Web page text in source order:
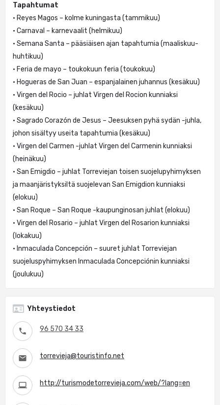
Tapahtumat
• Reyes Magos – kolme kuningasta (tammikuu)
• Carnaval – karnevaalit (helmikuu)
• Semana Santa – pääsiäisen ajan tapahtumia (maaliskuu-
huhtikuu)
• Feria de mayo – toukokuun feria (toukokuu)
• Hogueras de San Juan – espanjalainen juhannus (kesäkuu)
• Virgen del Rocio – juhlat Virgen del Rocion kunniaksi
(kesäkuu)
• Sagrado Corazón de Jesus – Jeesuksen pyhä sydän -juhla,
johon sisältyy useita tapahtumia (kesäkuu)
• Virgen del Carmen -juhlat Virgen del Carmenin kunniaksi
(heinäkuu)
• San Emigdio – juhlat Torreviejan toisen suojelupyhimyksen
ja maanjäristyksiltä suojelevan San Emigdion kunniaksi
(elokuu)
• San Roque – San Roque -kaupunginosan juhlat (elokuu)
• Virgen del Rosario – juhlat Virgen del Rosarion kunniaksi
(lokakuu)
• Inmaculada Concepción – suuret juhlat Torreviejan
suojeluspyhimyksen Inmaculada Concepciónin kunniaksi
(joulukuu)
Yhteystiedot
96 570 34 33
torrevieja@touristinfo.net
http://turismodetorrevieja.com/web/?lang=en